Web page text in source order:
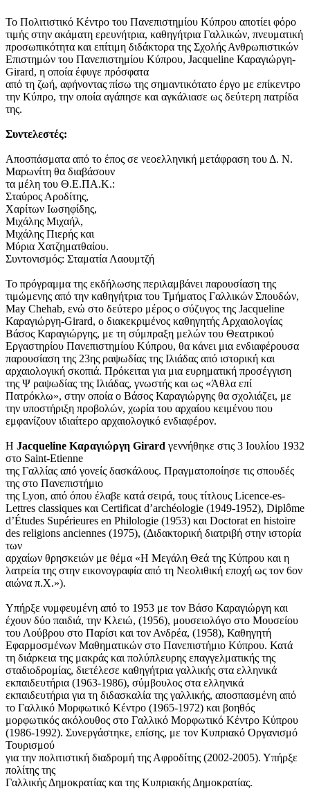
Το Πολιτιστικό Κέντρο του Πανεπιστημίου Κύπρου αποτίει φόρο
τιμής στην ακάματη ερευνήτρια, καθηγήτρια Γαλλικών, πνευματική
προσωπικότητα και επίτιμη διδάκτορα της Σχολής Ανθρωπιστικών
Επιστημών του Πανεπιστημίου Κύπρου, Jacqueline Καραγιώργη-
Girard, η οποία έφυγε πρόσφατα
από τη ζωή, αφήνοντας πίσω της σημαντικότατο έργο με επίκεντρο
την Κύπρο, την οποία αγάπησε και αγκάλιασε ως δεύτερη πατρίδα
της.
Συντελεστές:
Αποσπάσματα από το έπος σε νεοελληνική μετάφραση του Δ. Ν.
Μαρωνίτη θα διαβάσουν
τα μέλη του Θ.Ε.ΠΑ.Κ.:
Σταύρος Αροδίτης,
Χαρίτων Ιωσηφίδης,
Μιχάλης Μιχαήλ,
Μιχάλης Πιερής και
Μύρια Χατζηματθαίου.
Συντονισμός: Σταματία Λαουμτζή
Το πρόγραμμα της εκδήλωσης περιλαμβάνει παρουσίαση της
τιμώμενης από την καθηγήτρια του Τμήματος Γαλλικών Σπουδών,
May Chehab, ενώ στο δεύτερο μέρος ο σύζυγος της Jacqueline
Καραγιώργη-Girard, ο διακεκριμένος καθηγητής Αρχαιολογίας
Βάσος Καραγιώργης, με τη σύμπραξη μελών του Θεατρικού
Εργαστηρίου Πανεπιστημίου Κύπρου, θα κάνει μια ενδιαφέρουσα
παρουσίαση της 23ης ραψωδίας της Ιλιάδας από ιστορική και
αρχαιολογική σκοπιά. Πρόκειται για μια ευρηματική προσέγγιση
της Ψ ραψωδίας της Ιλιάδας, γνωστής και ως «Άθλα επί
Πατρόκλω», στην οποία ο Βάσος Καραγιώργης θα σχολιάζει, με
την υποστήριξη προβολών, χωρία του αρχαίου κειμένου που
εμφανίζουν ιδιαίτερο αρχαιολογικό ενδιαφέρον.
H Jacqueline Καραγιώργη Girard γεννήθηκε στις 3 Ιουλίου 1932
στο Saint-Etienne
της Γαλλίας από γονείς δασκάλους. Πραγματοποίησε τις σπουδές
της στο Πανεπιστήμιο
της Lyon, από όπου έλαβε κατά σειρά, τους τίτλους Licence-es-
Lettres classiques και Certificat d’archéologie (1949-1952), Diplôme
d’Études Supérieures en Philologie (1953) και Doctorat en histoire
des religions anciennes (1975), (Διδακτορική διατριβή στην ιστορία
των
αρχαίων θρησκειών με θέμα «Η Μεγάλη Θεά της Κύπρου και η
λατρεία της στην εικονογραφία από τη Νεολιθική εποχή ως τον 6ον
αιώνα π.Χ.»).
Υπήρξε νυμφευμένη από το 1953 με τον Βάσο Καραγιώργη και
έχουν δύο παιδιά, την Κλειώ, (1956), μουσειολóγο στο Μουσείου
του Λούβρου στο Παρίσι και τον Ανδρέα, (1958), Καθηγητή
Εφαρμοσμένων Μαθηματικών στο Πανεπιστήμιο Κύπρου. Κατά
τη διάρκεια της μακράς και πολύπλευρης επαγγελματικής της
σταδιοδρομίας, διετέλεσε καθηγήτρια γαλλικής στα ελληνικά
εκπαιδευτήρια (1963-1986), σύμβουλος στα ελληνικά
εκπαιδευτήρια για τη διδασκαλία της γαλλικής, αποσπασμένη από
το Γαλλικό Μορφωτικό Κέντρο (1965-1972) και βοηθός
μορφωτικός ακόλουθος στο Γαλλικό Μορφωτικό Κέντρο Κύπρου
(1986-1992). Συνεργάστηκε, επίσης, με τον Κυπριακό Οργανισμό
Τουρισμού
για την πολιτιστική διαδρομή της Αφροδίτης (2002-2005). Υπήρξε
πολίτης της
Γαλλικής Δημοκρατίας και της Κυπριακής Δημοκρατίας.